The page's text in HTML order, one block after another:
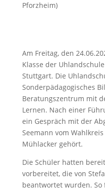
Pforzheim)
Am Freitag, den
Klasse der
Stuttgart. Die
Sonderpädagogisches
Beratungszentrum mit
Lernen. Nach einer
ein Gespräch mit der
Seemann vom
Mühlacker gehört.
Die Schüler hatten
vorbereitet, die von
beantwortet wurden.